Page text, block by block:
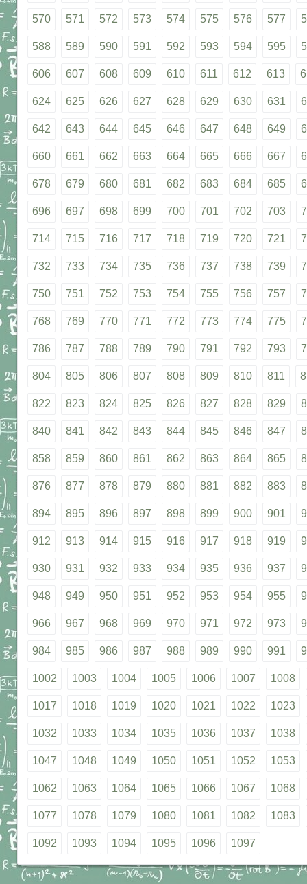
570 571 572 573 574 575 576 577
588 589 590 591 592 593 594 595
606 607 608 609 610 611 612 613
624 625 626 627 628 629 630 631
642 643 644 645 646 647 648 649
660 661 662 663 664 665 666 667
678 679 680 681 682 683 684 685
696 697 698 699 700 701 702 703
714 715 716 717 718 719 720 721
732 733 734 735 736 737 738 739
750 751 752 753 754 755 756 757
768 769 770 771 772 773 774 775
786 787 788 789 790 791 792 793
804 805 806 807 808 809 810 811
822 823 824 825 826 827 828 829
840 841 842 843 844 845 846 847
858 859 860 861 862 863 864 865
876 877 878 879 880 881 882 883
894 895 896 897 898 899 900 901
912 913 914 915 916 917 918 919
930 931 932 933 934 935 936 937
948 949 950 951 952 953 954 955
966 967 968 969 970 971 972 973
984 985 986 987 988 989 990 991
1002 1003 1004 1005 1006 1007 1008
1017 1018 1019 1020 1021 1022 1023
1032 1033 1034 1035 1036 1037 1038
1047 1048 1049 1050 1051 1052 1053
1062 1063 1064 1065 1066 1067 1068
1077 1078 1079 1080 1081 1082 1083
1092 1093 1094 1095 1096 1097